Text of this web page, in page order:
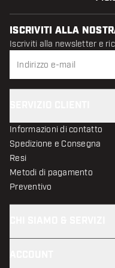
ISCRIVITI ALLA
Iscriviti alla newsletter e
Informazioni di contatto
Spedizione e Consegna
Resi
Metodi di pagamento
Preventivo